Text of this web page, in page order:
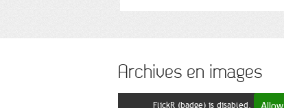
Archives en images
FlickR (badge) is disabled. Allow